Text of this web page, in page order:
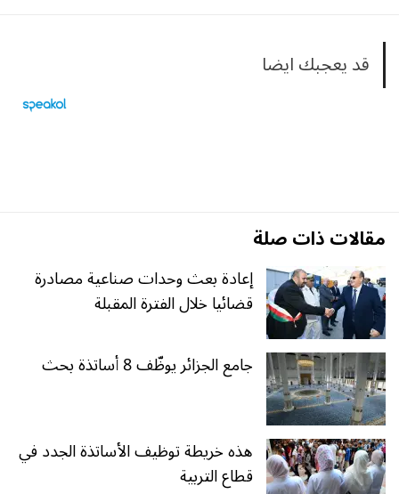
قد يعجبك ايضا
مقالات ذات صلة
إعادة بعث وحدات صناعية مصادرة
قضائيا خلال الفترة المقبلة
جامع الجزائر يوظّف 8 أساتذة بحث
هذه خريطة توظيف الأساتذة الجدد في
قطاع التربية